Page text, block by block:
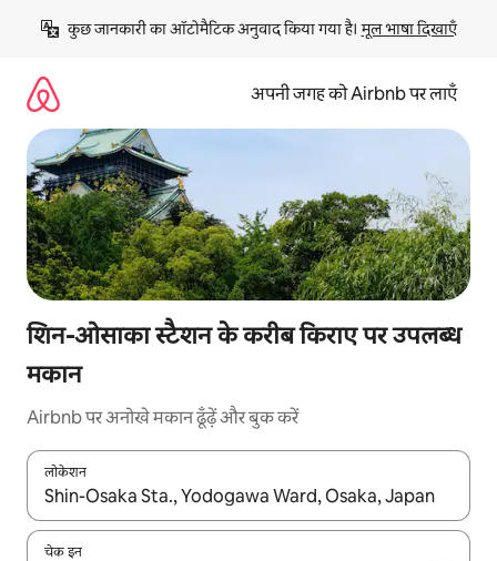
छोड़कर
कॉन्टेंट
कुछ जानकारी का ऑटोमैटिक अनुवाद किया गया है। मूल भाषा दिखाएँ
अपनी जगह को Airbnb पर लाएँ
शिन-ओसाका स्टैशन के करीब किराए पर उपलब्ध
मकान
Airbnb पर अनोखे मकान ढूँढ़ें और बुक करें
लोकेशन
नतीजों के उपलब्ध होने पर, अप और डाउन 'ऐरो की' का इस्तेमाल करके नेविगेट
चेक इन